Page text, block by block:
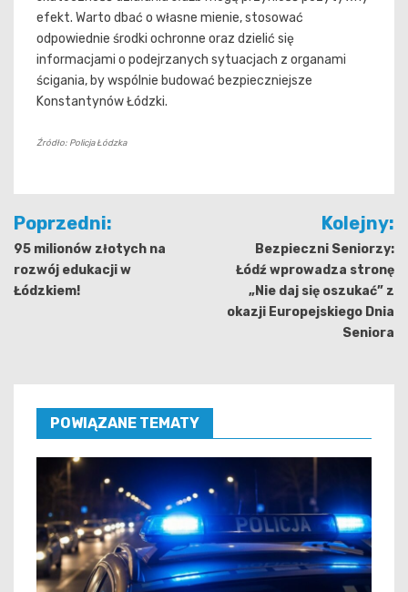
efekt. Warto dbać o własne mienie, stosować
odpowiednie środki ochronne oraz dzielić się
informacjami o podejrzanych sytuacjach z organami
ścigania, by wspólnie budować bezpieczniejsze
Konstantynów Łódzki.
Źródło: Policja Łódzka
Nawigacja
wpisu
Poprzedni:
95 milionów złotych na
rozwój edukacji w
Łódzkiem!
Kolejny:
Bezpieczni Seniorzy:
Łódź wprowadza stronę
„Nie daj się oszukać” z
okazji Europejskiego Dnia
Seniora
POWIĄZANE TEMATY